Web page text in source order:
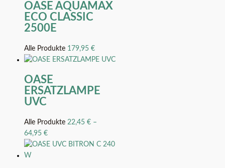
OASE AQUAMAX
ECO CLASSIC
2500E
Alle Produkte 179,95 €
OASE
ERSATZLAMPE
UVC
Alle Produkte 22,45 € –
64,95 €